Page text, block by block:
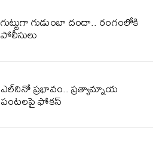
గుట్టుగా గుడుంబా దందా.. రంగంలోకి
పోలీసులు
ఎల్‌నినో ప్రభావం.. ప్రత్యామ్నాయ
పంటలపై ఫోకస్